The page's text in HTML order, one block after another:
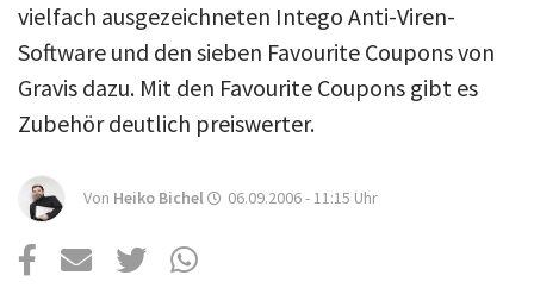
Tests
Tipps
Magazine
Über uns
Podcast
Mac Life+
vielfach ausgezeichneten Intego Anti-Viren-
Software und den sieben Favourite Coupons von
Gravis dazu. Mit den Favourite Coupons gibt es
Zubehör deutlich preiswerter.
Von Heiko Bichel 06.09.2006 - 11:15 Uhr